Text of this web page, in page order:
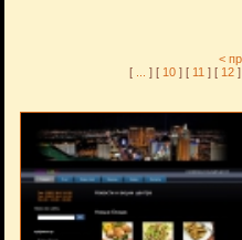
<
[... ] [10 ] [11 ] [12